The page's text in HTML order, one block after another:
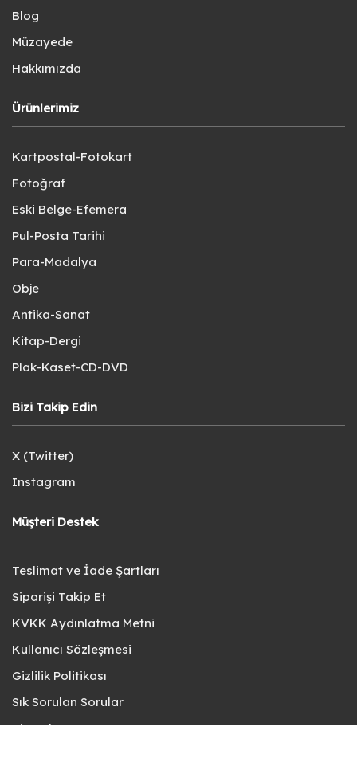
Blog
Müzayede
Hakkımızda
Ürünlerimiz
Kartpostal-Fotokart
Fotoğraf
Eski Belge-Efemera
Pul-Posta Tarihi
Para-Madalya
Obje
Antika-Sanat
Kitap-Dergi
Plak-Kaset-CD-DVD
Bizi Takip Edin
X (Twitter)
Instagram
Müşteri Destek
Teslimat ve İade Şartları
Siparişi Takip Et
KVKK Aydınlatma Metni
Kullanıcı Sözleşmesi
Gizlilik Politikası
Sık Sorulan Sorular
Bize Ulaşın